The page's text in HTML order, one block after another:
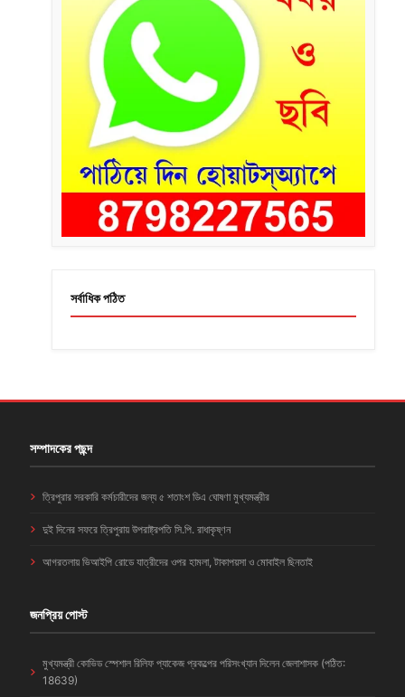
সর্বাধিক পঠিত
সম্পাদকের পছন্দ
ত্রিপুরার সরকারি কর্মচারীদের জন্য ৫ শতাংশ ডিএ ঘোষণা মুখ্যমন্ত্রীর
দুই দিনের সফরে ত্রিপুরায় উপরাষ্ট্রপতি সি.পি. রাধাকৃষ্ণন
আগরতলায় ভিআইপি রোডে যাত্রীদের ওপর হামলা, টাকাপয়সা ও মোবাইল ছিনতাই
জনপ্রিয় পোস্ট
মুখ্যমন্ত্রী কোভিড স্পেশাল রিলিফ প্যাকেজ প্রকল্পের পরিসংখ্যান দিলেন জেলাশাসক (পঠিত:
18639)